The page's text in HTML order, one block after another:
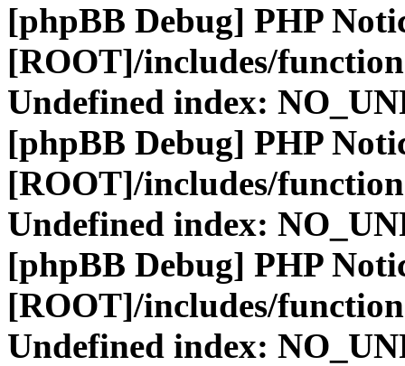
[phpBB Debug] PHP
[ROOT]/includes/
Undefined index:
[phpBB Debug] PHP
[ROOT]/includes/
Undefined index:
[phpBB Debug] PHP
[ROOT]/includes/
Undefined index: